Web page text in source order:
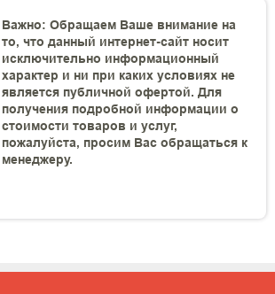
Важно: Обращаем Ваше внимание на
то, что данный интернет-сайт носит
исключительно информационный
характер и ни при каких условиях не
является публичной офертой. Для
получения подробной информации о
стоимости товаров и услуг,
пожалуйста, просим Вас обращаться к
менеджеру.